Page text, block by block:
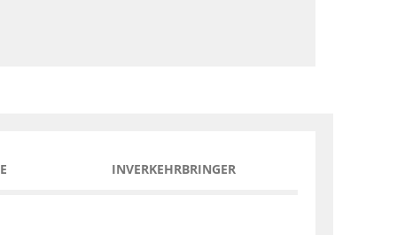
INVERKEHRBRINGER